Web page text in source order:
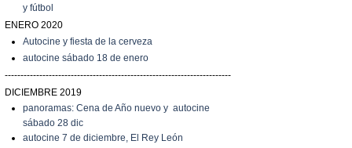
y fútbol
ENERO 2020
Autocine y fiesta de la cerveza
autocine sábado 18 de enero
------------------------------------------------------------------------
DICIEMBRE 2019
panoramas: Cena de Año nuevo y autocine
sábado 28 dic
autocine 7 de diciembre, El Rey León